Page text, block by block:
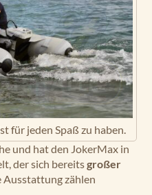
für jeden Spaß zu haben.
und hat den JokerMax in
der sich bereitsgroßer
Ausstattung zählen